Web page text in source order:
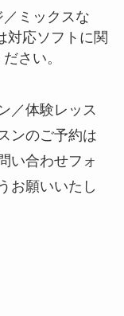
ミックスな
対応ソフトに関
さい。
／体験レッス
ンのご予約は
い合わせフォ
お願いいたし